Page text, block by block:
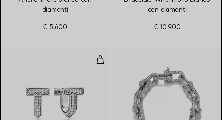
diamanti
€ 5.600
con diamanti
€ 10.900
Orecchini Huggie T1 con mezzo